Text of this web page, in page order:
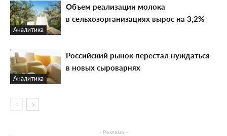
Аналитика
Объем реализации молока
в сельхозорганизациях вырос на 3,2%
Аналитика
Российский рынок перестал нуждаться
в новых сыроварнях
- Реклама -